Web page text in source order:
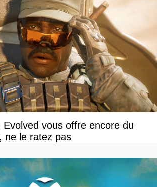
Evolved vous offre encore du
ne le ratez pas